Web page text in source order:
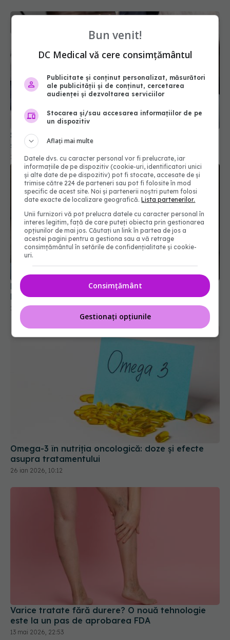
Schimbare majoră în tratarea hipertensiunii. Cine
sunt cei care nu mai au nevoie de tratament
29 mar 2026, 08:41
Medicamentele pentru reflux gastric, posibilă
legătură cu riscul de demență și cancer
21 iun 2026, 15:33
Omega-3 în nutriția oncologică: doze și efecte
asupra tratamentului
26 ian 2026, 10:12
Varice tratate fără durere? O nouă tehnologie
este la un pas de aprobarea FDA
13 mai 2026, 22:53
Bun venit!
DC Medical vă cere consimțământul
Publicitate și conținut personalizat, măsurători
ale publicității și de conținut, cercetarea
audienței și dezvoltarea serviciilor
Stocarea și/sau accesarea informațiilor de pe
un dispozitiv
Aflați mai multe
Datele dvs. cu caracter personal vor fi prelucrate, iar
informațiile de pe dispozitiv (cookie-uri, identificatori unici
și alte date de pe dispozitiv) pot fi stocate, accesate de și
trimise către 224 de parteneri sau pot fi folosite în mod
specific de acest site. Noi și partenerii noștri putem folosi
date exacte de localizare geografică.Lista partenerilor.
Unii furnizori vă pot prelucra datele cu caracter personal în
interes legitim, față de care puteți obiecta prin gestionarea
opțiunilor de mai jos. Căutați un link în partea de jos a
acestei pagini pentru a gestiona sau a vă retrage
consimțământul în setările de confidențialitate și cookie-
uri.
Consimțământ
Gestionați opțiunile